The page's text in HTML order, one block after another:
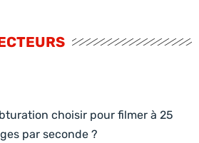
choisir pour filmer à 25
par seconde ?